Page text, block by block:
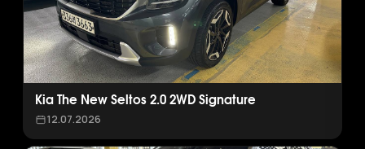
Kia The New Seltos 2.0 2WD Signature
12.07.2026